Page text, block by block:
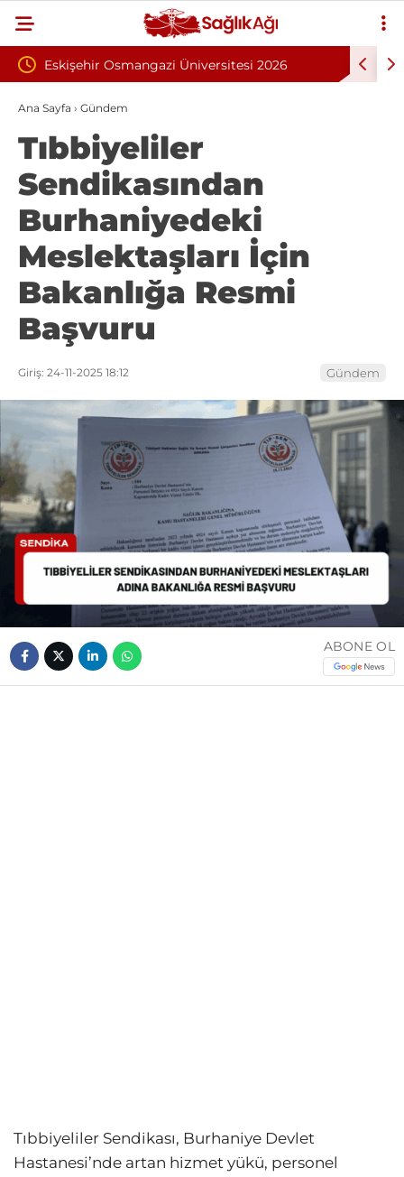
Üniversitesi 2026
Alımı İlanı: 203 Kişi
İnönü Üniversitesi 131 Sözleşmeli
Ana Sayfa › Gündem
Tıbbiyeliler
Sendikasından
Burhaniyedeki
Meslektaşları İçin
Bakanlığa Resmi
Başvuru
Giriş: 24-11-2025 18:12 Gündem
ABONE OL
Tıbbiyeliler Sendikası, Burhaniye Devlet
Hastanesi’nde artan hizmet yükü, personel